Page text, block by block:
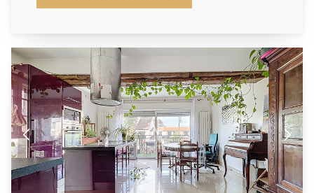
53.58m². Profitez d'un emplacement privilégié, à
parfaitement entretenue et appréciée pour son calme
et sa qualité de vie. Il se compose d'un grand séjour
lumineux avec une cuisine américaine aménagée (le
tout faisant 31.9m²), ouvrant sur un balcon terrasse
de 9m². La partie nuit se compose d'une chambre de
9.5m² donnant sur les jardins de la résidence, d'une
salle de bains et d'un wc indépendant. Une place de
parking en sous-sol et une cave complètent ce bien.
Possibilité d'acquerir un box équipé d'une borne
électrique au sous-sol de la résidence. Une